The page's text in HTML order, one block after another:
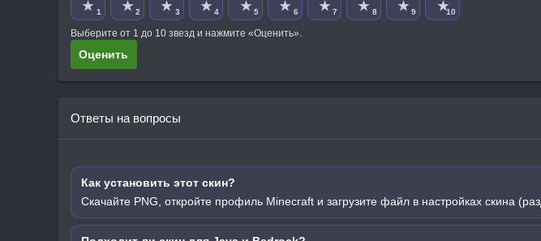
★ 1 ★ 2 ★ 3 ★ 4 ★ 5 ★ 6 ★ 7 ★ 8 ★ 9 ★10
Выберите от 1 до 10 звезд и нажмите «Оценить».
Оценить
Ответы на вопросы
Как установить этот скин?
Скачайте PNG, откройте профиль Minecraft и загрузите файл в настройках скина